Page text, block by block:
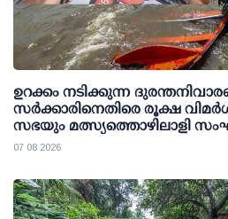
ഉറക്കം നടിക്കുന്ന
സര്‍ക്കാരിനെതിരെ രൂക്ഷ
സഭയും മത്സ്യത്തൊഴിലാളി
07 08 2026